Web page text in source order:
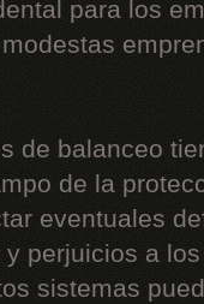
para los
de balanceo
de la
eventuales
perjuicios a
sistemas